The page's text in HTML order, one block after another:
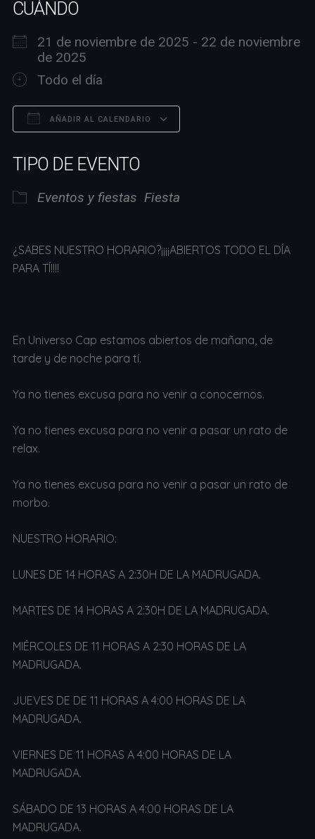
CUÁNDO
21 de noviembre de 2025 - 22 de noviembre
de 2025
Todo el día
AÑADIR AL CALENDARIO
TIPO DE EVENTO
Eventos y fiestas Fiesta
¿SABES NUESTRO HORARIO?¡¡¡¡ABIERTOS TODO EL DÍA
PARA TÍ!!!!
En Universo Cap estamos abiertos de mañana, de
tarde y de noche para tí.
Ya no tienes excusa para no venir a conocernos.
Ya no tienes excusa para no venir a pasar un rato de
relax.
Ya no tienes excusa para no venir a pasar un rato de
morbo.
NUESTRO HORARIO:
LUNES DE 14 HORAS A 2:30H DE LA MADRUGADA.
MARTES DE 14 HORAS A 2:30H DE LA MADRUGADA.
MIÉRCOLES DE 11 HORAS A 2:30 HORAS DE LA
MADRUGADA.
JUEVES DE DE 11 HORAS A 4:00 HORAS DE LA
MADRUGADA.
VIERNES DE 11 HORAS A 4:00 HORAS DE LA
MADRUGADA.
SÁBADO DE 13 HORAS A 4:00 HORAS DE LA
MADRUGADA.